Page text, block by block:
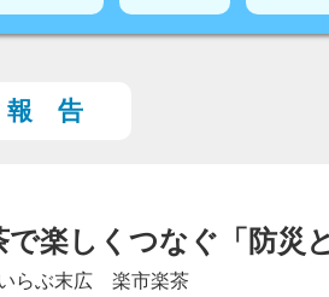
告
楽しくつなぐ「防災
らぶ末広 楽市楽茶